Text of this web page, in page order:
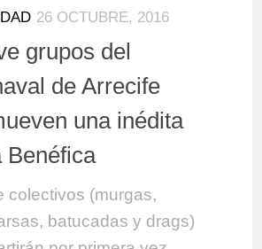
26 OCTUBRE, 2016
grupos del
de Arrecife
una inédita
Benéfica
colectivos (murgas,
batucadas y drags)